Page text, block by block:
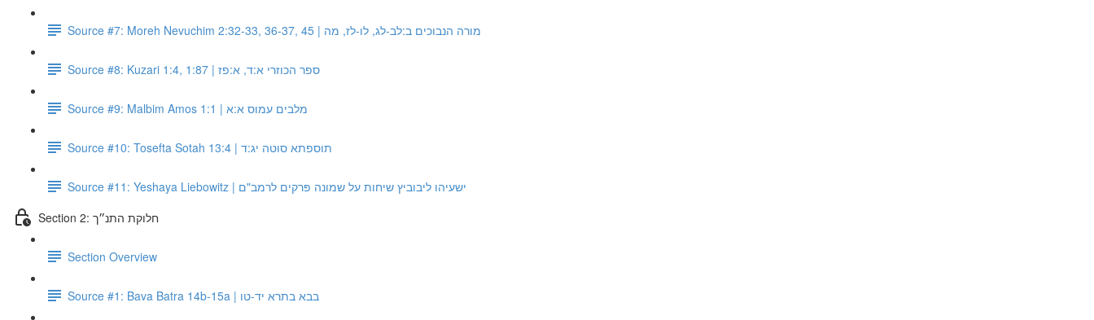
Source #7: Moreh Nevuchim 2:32-33, 36-37, 45 | מורה הנבוכים ב:לב-לג, לו-לז, מה
Source #8: Kuzari 1:4, 1:87 | ספר הכוזרי א:ד, א:פז
Source #9: Malbim Amos 1:1 | מלבים עמוס א:א
Source #10: Tosefta Sotah 13:4 | תוספתא סוטה יג:ד
Source #11: Yeshaya Liebowitz | ישעיהו ליבוביץ שיחות על שמונה פּרקים לרמב"ם
Section 2: חלוקת התנ״ך
Section Overview
Source #1: Bava Batra 14b-15a | בבא בתרא יד-טו